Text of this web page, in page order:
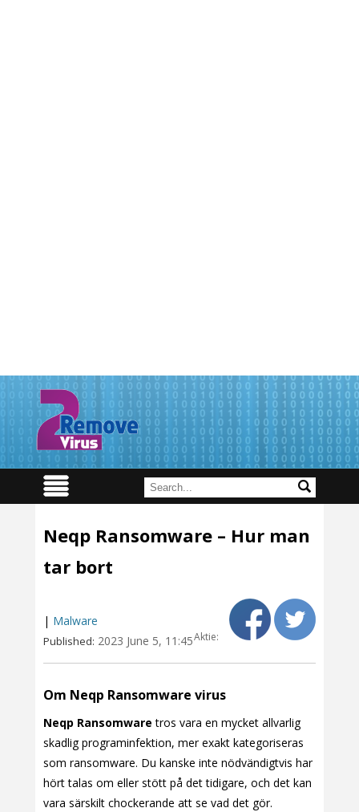
Neqp Ransomware – Hur man
tar bort
| Malware
Published: 2023 June 5, 11:45Aktie:
Om Neqp Ransomware virus
Neqp Ransomwaretros vara en mycket allvarlig
skadlig programinfektion, mer exakt kategoriseras
som ransomware. Du kanske inte nödvändigtvis har
hört talas om eller stött på det tidigare, och det kan
vara särskilt chockerande att se vad det gör.